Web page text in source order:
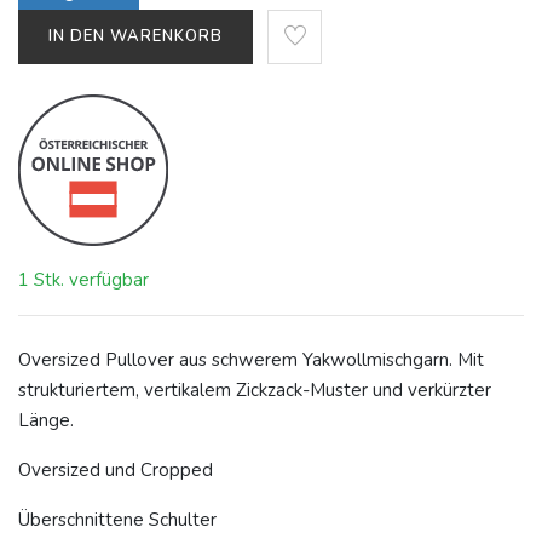
IN DEN WARENKORB
1 Stk. verfügbar
Oversized Pullover aus schwerem Yakwollmischgarn. Mit
strukturiertem, vertikalem Zickzack-Muster und verkürzter
Länge.
Oversized und Cropped
Überschnittene Schulter